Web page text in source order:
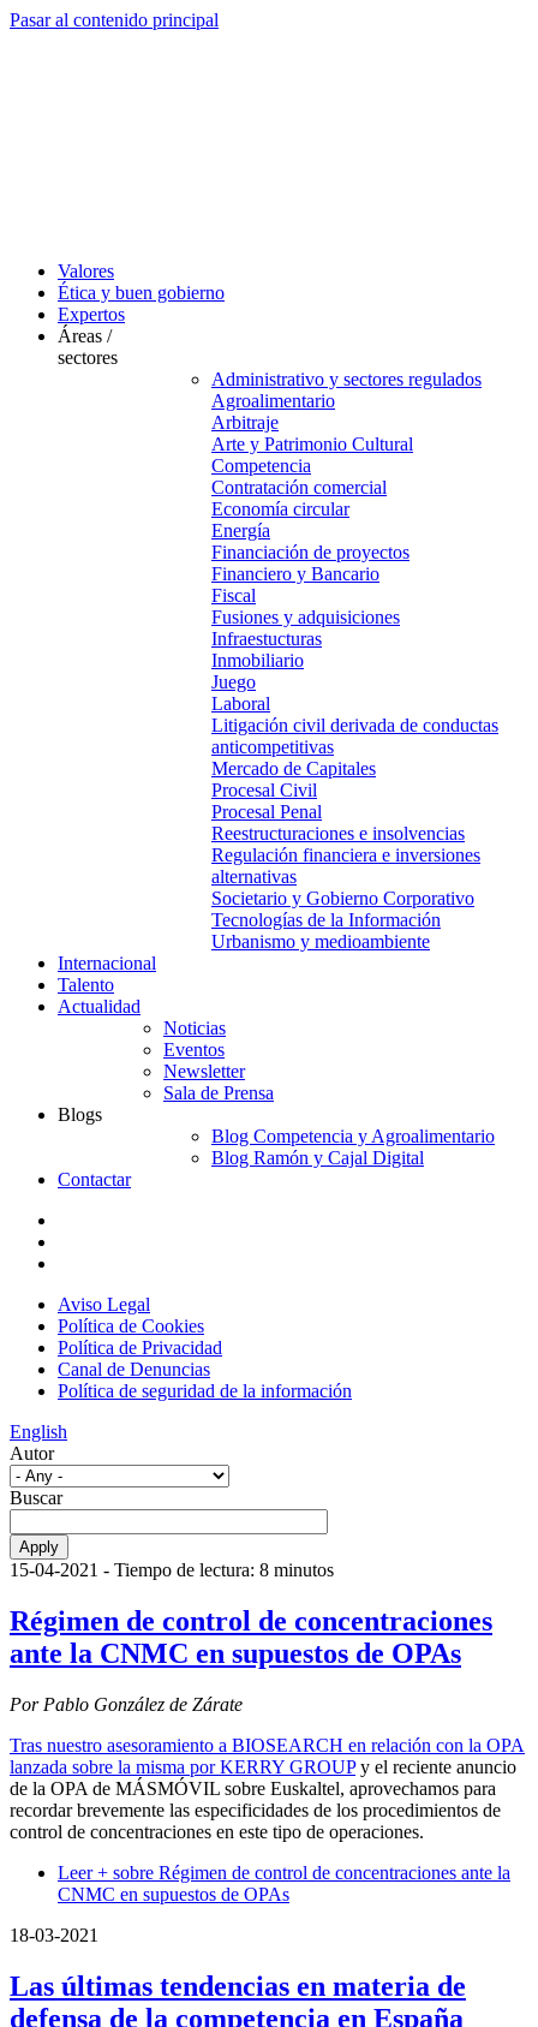
Pasar al contenido principal
Valores
Ética y buen gobierno
Expertos
Áreas /
sectores
Administrativo y sectores regulados
Agroalimentario
Arbitraje
Arte y Patrimonio Cultural
Competencia
Contratación comercial
Economía circular
Energía
Financiación de proyectos
Financiero y Bancario
Fiscal
Fusiones y adquisiciones
Infraestucturas
Inmobiliario
Juego
Laboral
Litigación civil derivada de conductas
anticompetitivas
Mercado de Capitales
Procesal Civil
Procesal Penal
Reestructuraciones e insolvencias
Regulación financiera e inversiones
alternativas
Societario y Gobierno Corporativo
Tecnologías de la Información
Urbanismo y medioambiente
Internacional
Talento
Actualidad
Noticias
Eventos
Newsletter
Sala de Prensa
Blogs
Blog Competencia y Agroalimentario
Blog Ramón y Cajal Digital
Contactar
Aviso Legal
Política de Cookies
Política de Privacidad
Canal de Denuncias
Política de seguridad de la información
English
Autor
Buscar
15-04-2021 - Tiempo de lectura: 8 minutos
Régimen de control de concentraciones
ante la CNMC en supuestos de OPAs
Por Pablo González de Zárate
Tras nuestro asesoramiento a BIOSEARCH en relación con la OPA
lanzada sobre la misma por KERRY GROUPy el reciente anuncio
de la OPA de MÁSMÓVIL sobre Euskaltel, aprovechamos para
recordar brevemente las especificidades de los procedimientos de
control de concentraciones en este tipo de operaciones.
Leer + sobre Régimen de control de concentraciones ante la
CNMC en supuestos de OPAs
18-03-2021
Las últimas tendencias en materia de
defensa de la competencia en España